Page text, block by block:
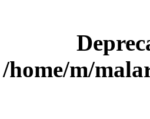
/home/m/